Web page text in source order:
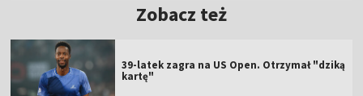
Zobacz też
39-latek zagra na US Open. Otrzymał "dziką
kartę"